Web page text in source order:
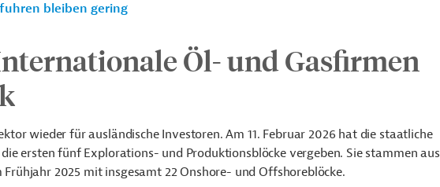
bleiben gering
Öl- und Gasfirmen
wieder für ausländische Investoren. Am 11. Februar 2026 hat die staatliche
ersten fünf Explorations- und Produktionsblöcke vergeben. Sie stammen aus
2025 mit insgesamt 22 Onshore- und Offshoreblöcke.